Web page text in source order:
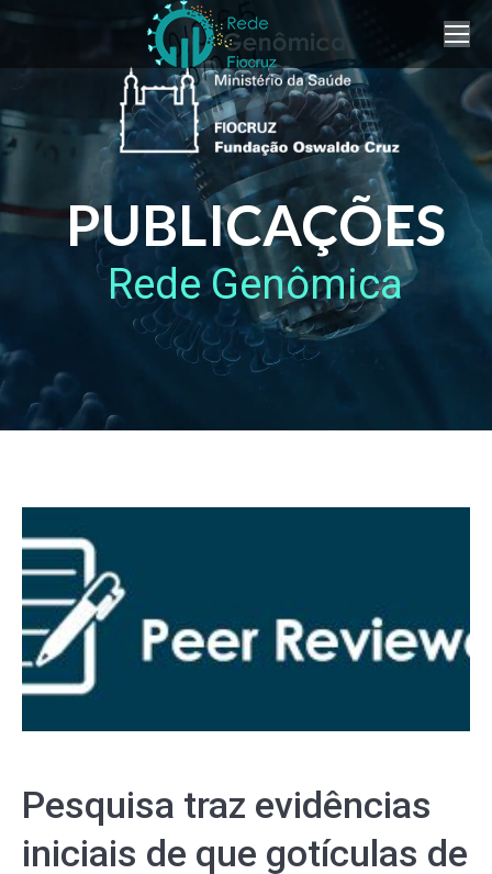
PUBLICAÇÕES
Rede Genômica
Pesquisa traz evidências
iniciais de que gotículas de